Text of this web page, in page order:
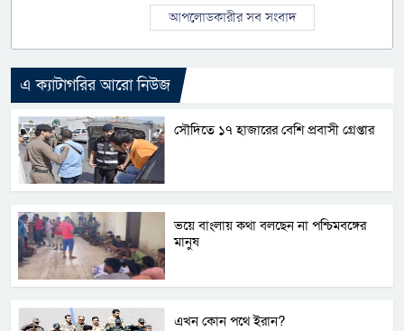
আপলোডকারীর সব সংবাদ
এ ক্যাটাগরির আরো নিউজ
সৌদিতে ১৭ হাজারের বেশি প্রবাসী গ্রেপ্তার
ভয়ে বাংলায় কথা বলছেন না পশ্চিমবঙ্গের
মানুষ
এখন কোন পথে ইরান?